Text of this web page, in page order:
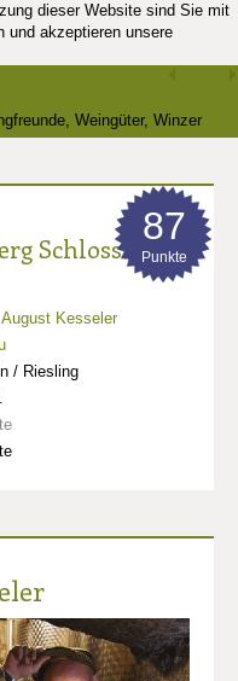
dieser Website sind Sie mit
und akzeptieren unsere
Weingüter, Winzer
Schlossberg
Kesseler
/ Riesling
87
Punkte